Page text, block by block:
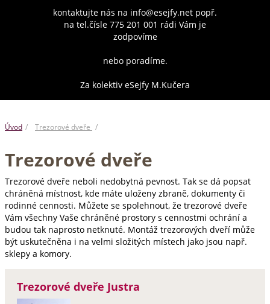
kontaktujte nás na info@esejfy.net popř.
na tel.čísle 775 201 001 rádi Vám je
zodpovíme
nebo poradíme.
Za kolektiv eSejfy M.Kučera
Úvod Trezorové dveře
Trezorové dveře
Trezorové dveře neboli nedobytná pevnost. Tak se dá popsat
chráněná místnost, kde máte uloženy zbraně, dokumenty či
rodinné cennosti. Můžete se spolehnout, že trezorové dveře
Vám všechny Vaše chráněné prostory s cennostmi ochrání a
budou tak naprosto netknuté. Montáž trezorových dveří může
být uskutečněna i na velmi složitých místech jako jsou např.
sklepy a komory.
Trezorové dveře Justra